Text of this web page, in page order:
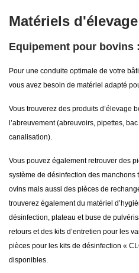
Matériels
Equipement pour bovins :
Pour une conduite optimale de votre
vous avez besoin de matériel adapté
Vous trouverez des produits d’élevage
l’abreuvement (abreuvoirs, pipettes,
canalisation).
Vous pouvez également retrouver des
système de désinfection des manchons
ovins mais aussi des pièces de
trouverez également du matériel
désinfection, plateau et buse de
retours et des kits d’entretien pour les
pièces pour les kits de désinfection «
disponibles.